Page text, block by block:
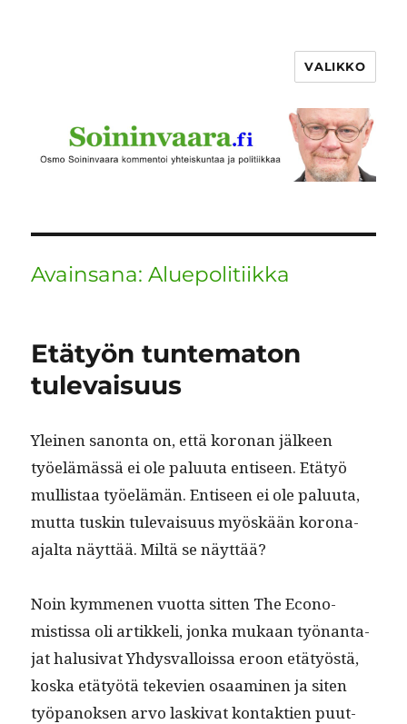
VALIKKO
Avainsana:Aluepolitiikka
Etätyön tuntematon
tulevaisuus
Yleinen sanon­ta on, että koro­nan jäl­keen
työelämässä ei ole palu­u­ta entiseen. Etä­työ
mullis­taa työelämän. Entiseen ei ole palu­u­ta,
mut­ta tuskin tule­vaisu­us myöskään korona-
ajal­ta näyt­tää. Miltä se näyttää?
Noin kymme­nen vuot­ta sit­ten The Econ­o­
mistis­sa oli artikke­li, jon­ka mukaan työ­nan­ta­
jat halu­si­vat Yhdys­val­lois­sa eroon etä­työstä,
kos­ka etä­työtä teke­vien osaami­nen ja siten
työ­panok­sen arvo lask­i­vat kon­tak­tien puut­